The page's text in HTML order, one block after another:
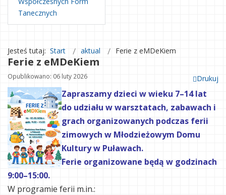
Tanecznych
Jesteś tutaj: Start aktual Ferie z eMDeKiem
Ferie z eMDeKiem
Drukuj
Opublikowano: 06 luty 2026
Zapraszamy dzieci w wieku 7–14 lat
do udziału w warsztatach, zabawach i
grach organizowanych podczas ferii
zimowych w Młodzieżowym Domu
Kultury w Puławach.
Ferie organizowane będą w godzinach
9:00–15:00.
W programie ferii m.in.: